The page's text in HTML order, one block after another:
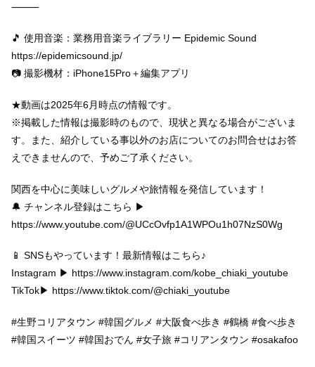
⸻
🎵 使用音楽：業務用音楽ライブラリー Epidemic Sound
https://epidemicsound.jp/
📷 撮影機材：iPhone15Pro＋編集アプリ
★動画は2025年6月時点の情報です。
※掲載した情報は撮影時のもので、現状と異なる場合がございま
す。また、紹介している事以外のお店についてのお問合せはお答
えできませんので、予めご了承ください。
関西を中心に美味しいグルメや旅情報を発信しています！
🔔 チャンネル登録はこちら ▶
https://www.youtube.com/@UCcOvfp1A1WPOu1h07NzS0Wg
📱 SNSもやっています！最新情報はこちら♪
Instagram ▶ https://www.instagram.com/kobe_chiaki_youtube
TikTok▶ https://www.tiktok.com/@chiaki_youtube
#生野コリアタウン #韓国グルメ #大阪食べ歩き #鶴橋 #食べ歩き
#韓国スイーツ #韓国おでん #女子旅 #コリアンタウン #osakafoo